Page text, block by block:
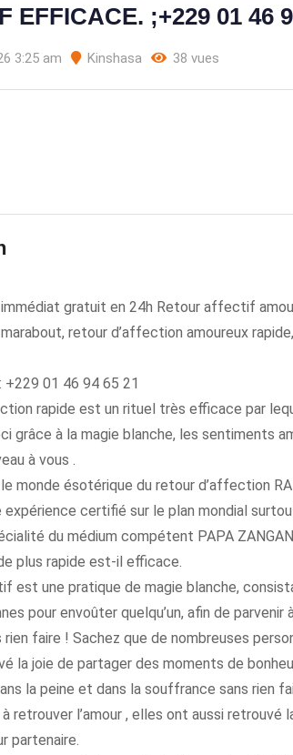
EFFICACE. ;+229 01 46
3:25 am Kinshasa 38 vues
gratuit en 24h Retour affectif
retour d’affection amoureux
01 46 94 65 21
rapide est un rituel très efficace par
grâce à la magie blanche, les sentiments
à vous .
le monde ésotérique du retour d’affection
expérience certifié sur le plan mondial
du médium compétent PAPA
plus rapide est-il efficace.
est une pratique de magie blanche,
pour envoûter quelqu’un, afin de
faire ! Sachez que de nombreuses
la joie de partager des moments de
la peine et dans la souffrance sans rien
retrouver l’amour , elles ont aussi
partenaire.